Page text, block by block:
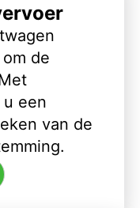
de
een
van de